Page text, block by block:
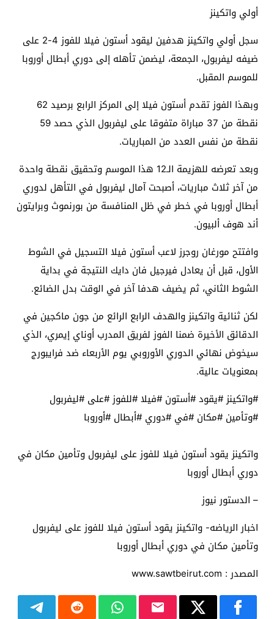
أولي واتكينز
سجل أولي واتكينز هدفين ليقود أستون فيلا للفوز 4-2 على
ضيفه ليفربول، الجمعة، ليضمن تأهله إلى دوري أبطال أوروبا
للموسم المقبل.
وبهذا الفوز تقدم أستون فيلا إلى المركز الرابع برصيد 62
نقطة من 37 مباراة متفوقا على ليفربول الذي حصد 59
نقطة من نفس العدد من المباريات.
وبعد تعرضه للهزيمة الـ12 هذا الموسم وتحقيق نقطة واحدة
من آخر ثلاث مباريات، أصبحت آمال ليفربول في التأهل لدوري
أبطال أوروبا في خطر في ظل المنافسة من بورنموث وبرايتون
أند هوف ألبيون.
وافتتح مورغان روجرز لاعب أستون فيلا التسجيل في الشوط
الأول، قبل أن يعادل فيرجيل فان دايك النتيجة في بداية
الشوط الثاني، ثم يضيف هدفا آخر في الوقت بدل الضائع.
لكن ثنائية واتكينز والهدف الرابع الرائع من جون ماكجين في
الدقائق الأخيرة ضمنا الفوز لفريق المدرب أوناي إيمري، الذي
سيخوض نهائي الدوري الأوروبي يوم الأربعاء ضد فرايبورج
بمعنويات عالية.
#واتكينز #يقود #أستون #فيلا #للفوز #على #ليفربول
#وتأمين #مكان #في #دوري #أبطال #أوروبا
واتكينز يقود أستون فيلا للفوز على ليفربول وتأمين مكان في
دوري أبطال أوروبا
– الدستور نيوز
اخبار الرياضه- واتكينز يقود أستون فيلا للفوز على ليفربول
وتأمين مكان في دوري أبطال أوروبا
المصدر : www.sawtbeirut.com